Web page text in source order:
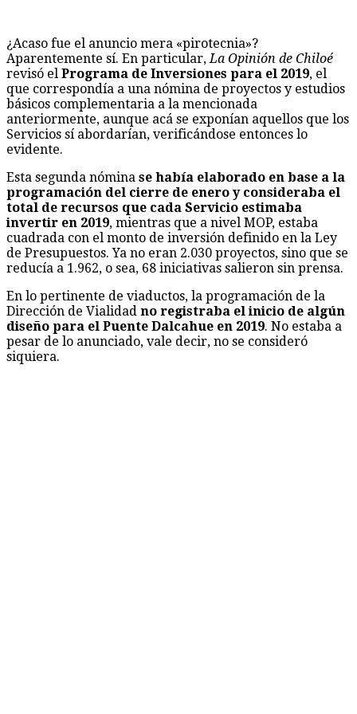
¿Acaso fue el anuncio mera «pirotecnia»?
Aparentemente sí. En particular,La Opinión de Chiloé
revisó el Programa de Inversiones para el 2019, el
que correspondía a una nómina de proyectos y estudios
básicos complementaria a la mencionada
anteriormente, aunque acá se exponían aquellos que los
Servicios sí abordarían, verificándose entonces lo
evidente.
Esta segunda nómina se había elaborado en base a la
programación del cierre de enero y consideraba el
total de recursos que cada Servicio estimaba
invertir en 2019, mientras que a nivel MOP, estaba
cuadrada con el monto de inversión definido en la Ley
de Presupuestos. Ya no eran 2.030 proyectos, sino que se
reducía a 1.962, o sea, 68 iniciativas salieron sin prensa.
En lo pertinente de viaductos, la programación de la
Dirección de Vialidad no registraba el inicio de algún
diseño para el Puente Dalcahue en 2019. No estaba a
pesar de lo anunciado, vale decir, no se consideró
siquiera.